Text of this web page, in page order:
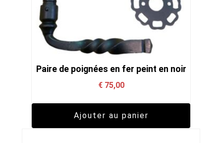
Paire de poignées en fer peint en noir
€75,00
Ajouter au panier